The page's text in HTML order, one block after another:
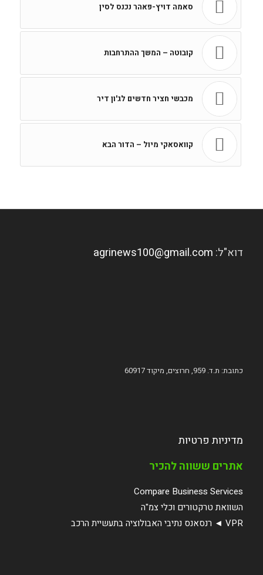
סאמה דויץ-פאהר נכנס לסין
קובוטה – המשך ההתרחבות
מכבשי חציר חדשים לג'ון דיר
קוואסאקי מיול – הדור הבא
דוא"ל: agrinews100@gmail.com
כתובת: ת.ד. 959, חרוצים, מיקוד 60917
מדיניות פרטיות
אתרים ששווה להכיר
Compare Business Services
השוואת טרקטורים וכלי צמ"ה
VPR ◄ רנסאנס נתיבי האבולוציה בתעשיית הרכב